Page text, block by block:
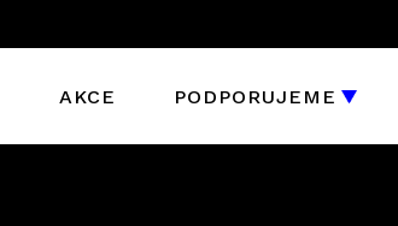
AKCE PODPORUJEME